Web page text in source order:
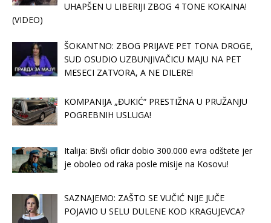
UHAPŠEN U LIBERIJI ZBOG 4 TONE KOKAINA!
(VIDEO)
ŠOKANTNO: ZBOG PRIJAVE PET TONA DROGE,
SUD OSUDIO UZBUNJIVAČICU MAJU NA PET
MESECI ZATVORA, A NE DILERE!
KOMPANIJA „ĐUKIĆ“ PRESTIŽNA U PRUŽANJU
POGREBNIH USLUGA!
Italija: Bivši oficir dobio 300.000 evra odštete jer
je oboleo od raka posle misije na Kosovu!
SAZNAJEMO: ZAŠTO SE VUČIĆ NIJE JUČE
POJAVIO U SELU DULENE KOD KRAGUJEVCA?